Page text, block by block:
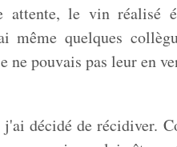
attente, le vin réalisé
même quelques
ne pouvais pas leur en
j'ai décidé de récidiver.